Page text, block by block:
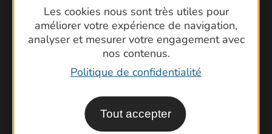
Les cookies nous sont très utiles pour
améliorer votre expérience de navigation,
analyser et mesurer votre engagement avec
nos contenus.
Politique de confidentialité
Tout accepter
Latitude Gard